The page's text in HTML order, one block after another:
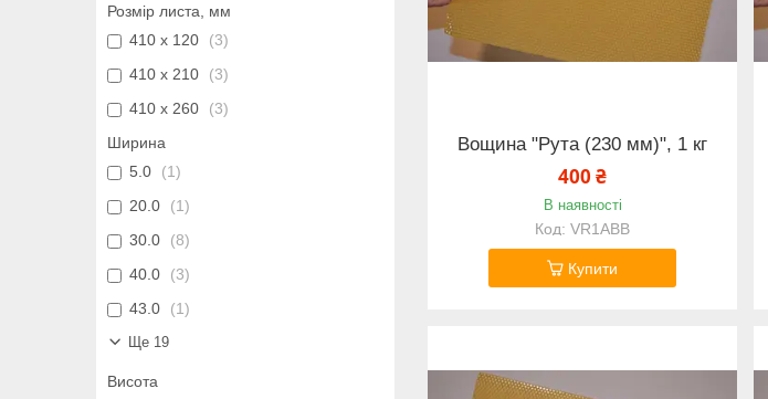
Вощина "Рута (230 мм)", 1 кг
400 ₴
В наявності
VR1ABB
Купити
Розмір листа, мм
410 x 120
3
410 x 210
3
410 x 260
3
Ширина
5.0
1
20.0
1
30.0
8
40.0
3
43.0
1
Ще 19
Висота